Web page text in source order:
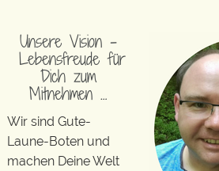
Unsere Vision –
Lebensfreude für
Dich zum
Mitnehmen …
Wir sind Gute-
Laune-Boten und
machen Deine Welt